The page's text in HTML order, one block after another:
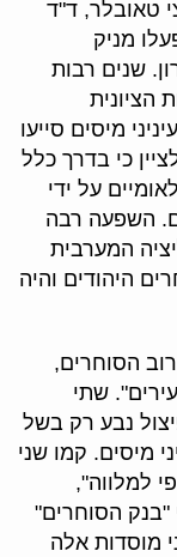
טאובלר, ד"ד
מניק
שנים רבות
הציונית
מיסים סייעו
כי בדרך כלל
על ידי
השפעה רבה
המערבית
היהודים והיה
הסוחרים,
שתי
נבע רק בשל
מיסים. קמו שני
למלווה",
כללי "בנק הסוחרים"
ברחוב גרודזקה 43. שני מוסדות אלה